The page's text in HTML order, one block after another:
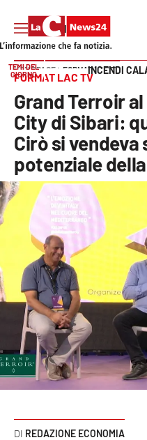
SEZIONI
Cronaca
Politica
Attualità
Economia e lavoro
Italia Mondo
Sanità
Sport
Cultura
Podcast
Vai
TEMI DEL
GIORNO
INCENDI
HOME PAGE FORMAT LAC TV
FORMAT LAC TV
Grand Terroir
City di Sibari:
Cirò si
potenziale
REDAZIONE ECONOMIA